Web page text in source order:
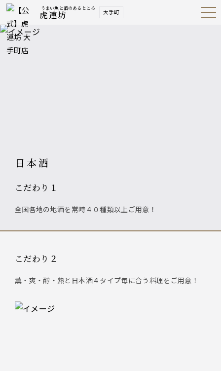
うまい魚と酒のあるところ
虎連坊 大手町 Open
Navig
日本酒
こだわり１
全国各地の地酒を常時４０種類以上ご用意！
こだわり２
薫・爽・醇・熟と日本酒４タイプ毎に合う料理をご用意！